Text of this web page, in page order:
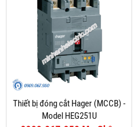
Thiết bị đóng cắt Hager (MCCB) -
Model HEG251U